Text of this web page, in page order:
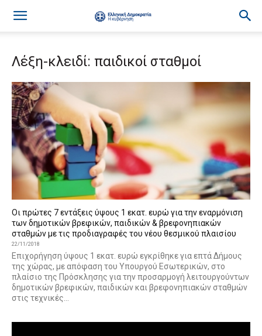
Λέξη-κλειδί: παιδικοί σταθμοί
Οι πρώτες 7 εντάξεις ύψους 1 εκατ. ευρώ για την εναρμόνιση
των δημοτικών βρεφικών, παιδικών & βρεφονηπιακών
σταθμών με τις προδιαγραφές του νέου θεσμικού πλαισίου
22/11/2018
Επιχορήγηση ύψους 1 εκατ. ευρώ εγκρίθηκε για επτά Δήμους
της χώρας, με απόφαση του Υπουργού Εσωτερικών, στο
πλαίσιο της Πρόσκλησης για την προσαρμογή λειτουργούντων
δημοτικών βρεφικών, παιδικών και βρεφονηπιακών σταθμών
στις τεχνικές...